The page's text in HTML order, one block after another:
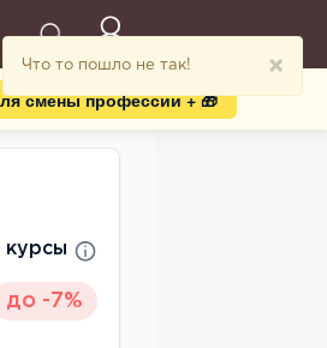
смены профессии + 🎁
курсы
до -7%
×
Что то пошло не так!